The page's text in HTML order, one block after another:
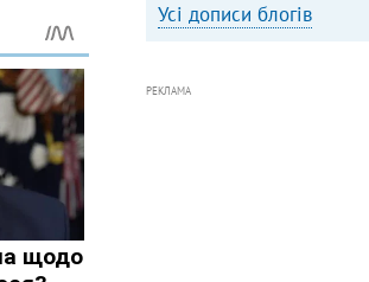
Усі дописи блогів
РЕКЛАМА